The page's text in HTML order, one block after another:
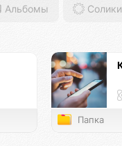
Альбомы Солики
Папка